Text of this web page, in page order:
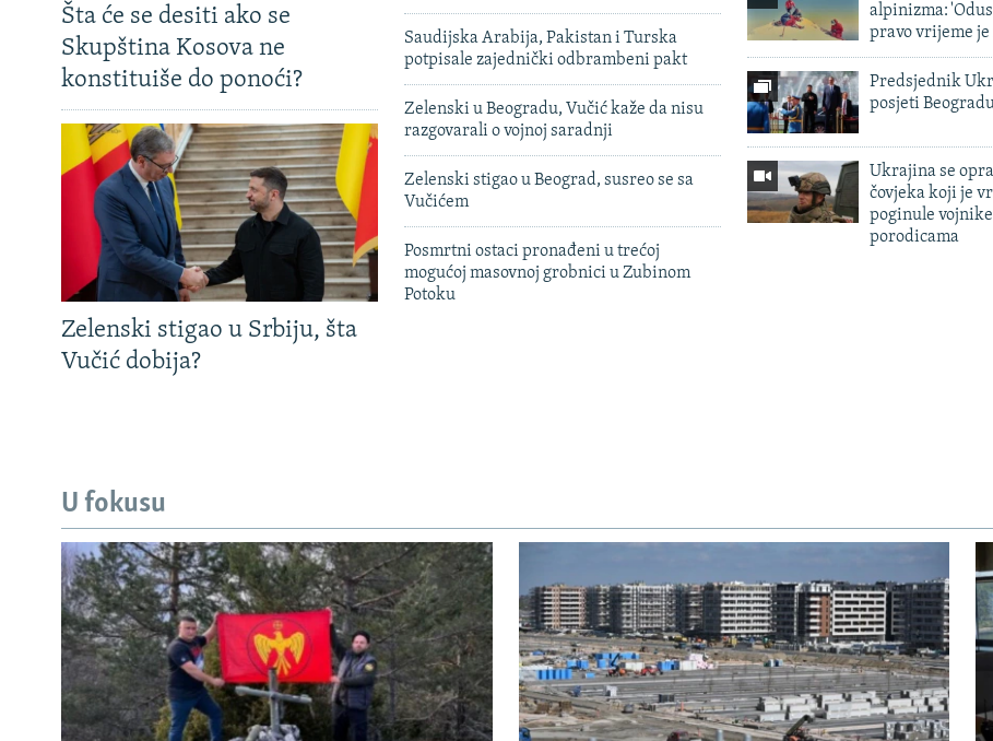
Šta će se desiti ako se
Skupština Kosova ne
konstituiše do ponoći?
Zelenski stigao u Srbiju, šta
Vučić dobija?
Saudijska Arabija, Pakistan i Turska
potpisale zajednički odbrambeni pakt
Zelenski u Beogradu, Vučić kaže da nisu
razgovarali o vojnoj saradnji
Zelenski stigao u Beograd, susreo se sa
Vučićem
Posmrtni ostaci pronađeni u trećoj
mogućoj masovnoj grobnici u Zubinom
Potoku
alpinizma:
pravo vrijeme
Predsjednik
posjeti
Ukrajina se
čovjeka koji je
poginule
porodicama
U fokusu